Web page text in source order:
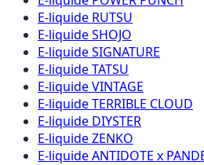
E-liquide RUTSU
E-liquide SHOJO
E-liquide SIGNATURE
E-liquide TATSU
E-liquide VINTAGE
E-liquide TERRIBLE CLOUD
E-liquide DIYSTER
E-liquide ZENKO
E-liquide ANTIDOTE x